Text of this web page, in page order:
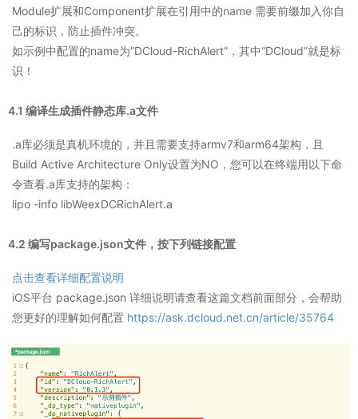
Module扩展和Component扩展在引用中的name 需要前缀加入你自
己的标识，防止插件冲突。
如示例中配置的name为“DCloud-RichAlert”，其中“DCloud”就是标
识！
4.1 编译生成插件静态库.a文件
.a库必须是真机环境的，并且需要支持armv7和arm64架构，且
Build Active Architecture Only设置为NO，您可以在终端用以下命
令查看.a库支持的架构：
lipo -info libWeexDCRichAlert.a
4.2 编写package.json文件，按下列链接配置
点击查看详细配置说明
iOS平台 package.json 详细说明请查看这篇文档前面部分，会帮助
您更好的理解如何配置 https://ask.dcloud.net.cn/article/35764